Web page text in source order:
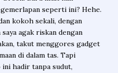
seperti ini? Hehe.
kokoh sekali, dengan
agak riskan dengan
takut menggores gadget
di dalam tas. Tapi
ini hadir tanpa sudut,